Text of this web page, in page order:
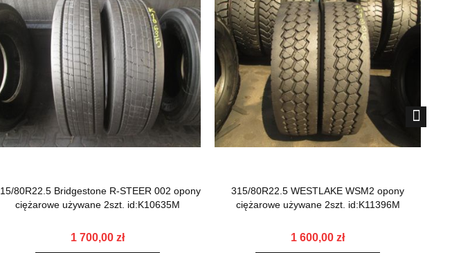
80R22.5 Bridgestone R-STEER 002 opony
ciężarowe używane 2szt. id:K10635M
1 700,00 zł
315/80R22.5 WESTLAKE WSM2 opony
ciężarowe używane 2szt. id:K11396M
1 600,00 zł